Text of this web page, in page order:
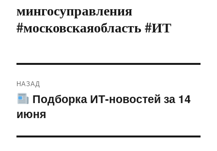
мингосуправления
#московскаяобласть #ИТ
по
записям
НАЗАД
Предыдущая
запись:
Подборка ИТ-новостей за 14
июня